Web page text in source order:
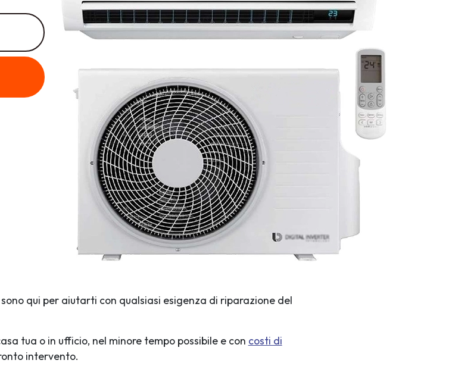
qui per aiutarti con qualsiasi esigenza di riparazione del
tua o in ufficio, nel minore tempo possibile e con costi di
intervento.